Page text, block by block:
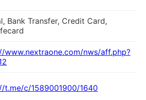
Bank Transfer, Credit Card,
www.nextraone.com/nws/aff.php?
t.me/c/1589001900/1640